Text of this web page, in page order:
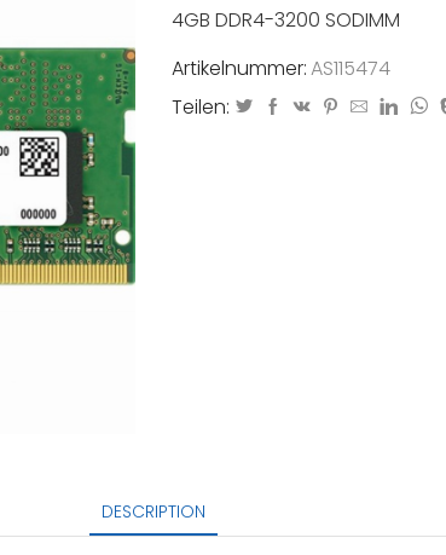
4GB DDR4-3200 SODIMM
Artikelnummer:AS115474
Teilen:
DESCRIPTION